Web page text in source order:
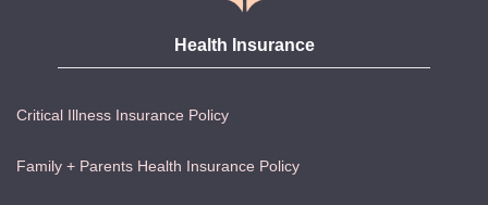
Health Insurance
Critical Illness Insurance Policy
Family + Parents Health Insurance Policy